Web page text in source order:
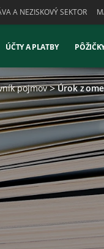
A NEZISKOVÝ SEKTOR
ÚČTY A PLATBY
pojmov Úrok z